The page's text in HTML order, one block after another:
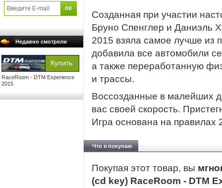
Недавно смотрели
RaceRoom - DTM Experience
2015
Созданная при участии
Бруно Спенглер и Даниэль
2015 взяла самое лучше из
добавила все автомобили
а также переработанную
и трассы.
Воссозданные в малейших
вас своей скорость.
Игра основана на правилах
Что я покупаю
Покупая этот товар, вы
(cd key) RaceRoom - DTM